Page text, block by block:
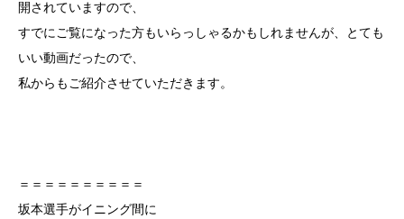
開されていますので、
すでにご覧になった方もいらっしゃるかもしれませんが、とても
いい動画だったので、
私からもご紹介させていただきます。
＝＝＝＝＝＝＝＝＝＝
坂本選手がイニング間に